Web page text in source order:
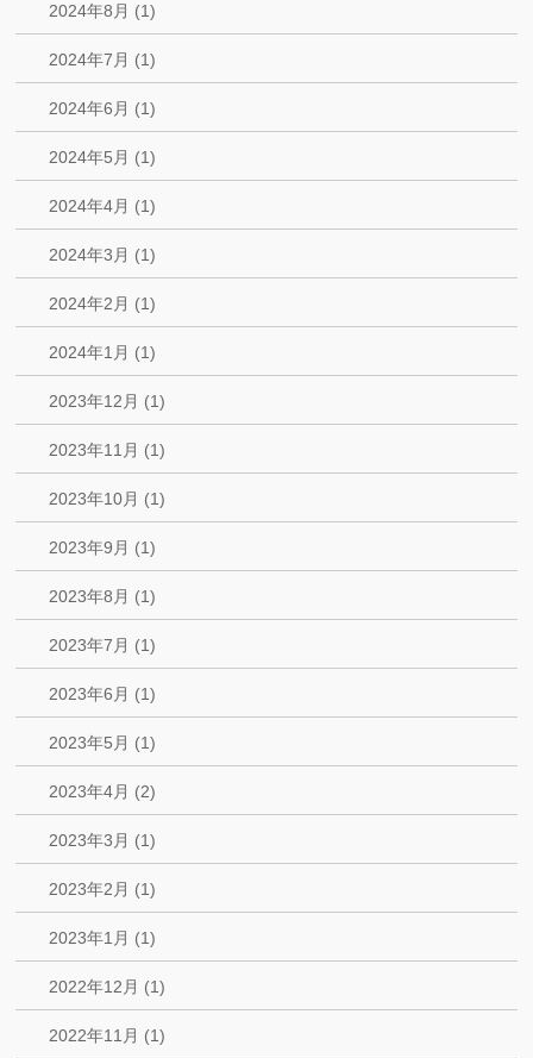
2024年8月 (1)
2024年7月 (1)
2024年6月 (1)
2024年5月 (1)
2024年4月 (1)
2024年3月 (1)
2024年2月 (1)
2024年1月 (1)
2023年12月 (1)
2023年11月 (1)
2023年10月 (1)
2023年9月 (1)
2023年8月 (1)
2023年7月 (1)
2023年6月 (1)
2023年5月 (1)
2023年4月 (2)
2023年3月 (1)
2023年2月 (1)
2023年1月 (1)
2022年12月 (1)
2022年11月 (1)